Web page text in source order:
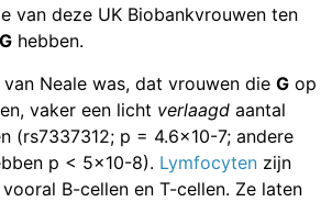
van deze UK Biobankvrouwen ten
G hebben.
Neale was, dat vrouwen die G op
vaker een licht verlaagd aantal
(rs7337312; p = 4.6×10-7; andere
p < 5×10-8). Lymfocyten zijn
B-cellen en T-cellen. Ze laten